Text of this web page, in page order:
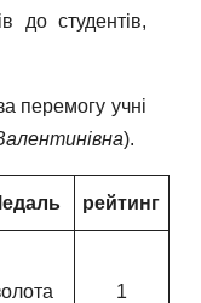
до студентів,
перемогу учні
).
рейтинг
1